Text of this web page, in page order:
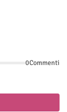
0Commenti